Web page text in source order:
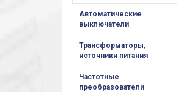
Автоматические
выключатели
Трансформаторы,
источники питания
Частотные
преобразователи